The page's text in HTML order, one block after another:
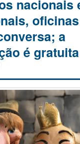
nacionais
a
é gratuita